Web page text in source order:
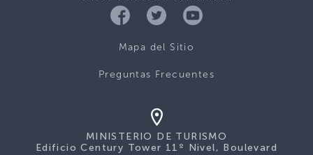
Mapa del Sitio
Preguntas Frecuentes
MINISTERIO DE TURISMO
Edificio Century Tower 11º Nivel, Boulevard